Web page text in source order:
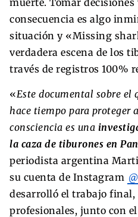
consecuencia es algo
situación y «Missing
verdadera escena de los
través de registros 100%
«Este documental sobre el
hace tiempo para proteger
consciencia es una
la caza de tiburones en
periodista argentina
su cuenta de Instagram
desarrolló el trabajo final,
profesionales, junto con